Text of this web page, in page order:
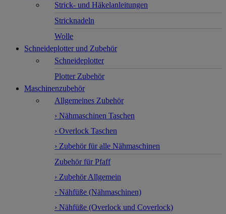
Strick- und Häkelanleitungen
Stricknadeln
Wolle
Schneideplotter und Zubehör
Schneideplotter
Plotter Zubehör
Maschinenzubehör
Allgemeines Zubehör
› Nähmaschinen Taschen
› Overlock Taschen
› Zubehör für alle Nähmaschinen
Zubehör für Pfaff
› Zubehör Allgemein
› Nähfüße (Nähmaschinen)
› Nähfüße (Overlock und Coverlock)